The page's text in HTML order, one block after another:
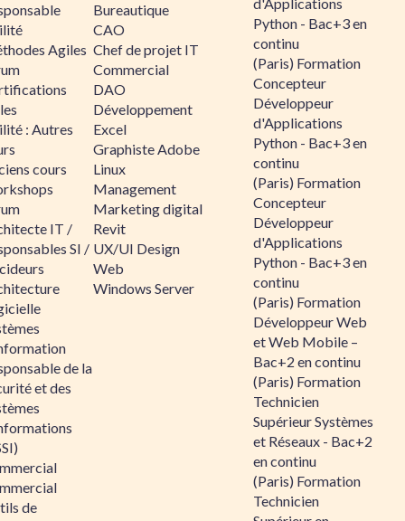
Agiles
: Autres
cours
IT /
SI /
de la
et des
de
Bureautique
CAO
Chef de projet IT
Commercial
DAO
Développement
Excel
Graphiste Adobe
Linux
Management
Marketing digital
Revit
UX/UI Design
Web
Windows Server
Python - Bac+3 en
continu
(Paris) Formation
Concepteur
Développeur
d'Applications
Python - Bac+3 en
continu
(Paris) Formation
Concepteur
Développeur
d'Applications
Python - Bac+3 en
continu
(Paris) Formation
Développeur Web
et Web Mobile –
Bac+2 en continu
(Paris) Formation
Technicien
Supérieur Systèmes
et Réseaux - Bac+2
en continu
(Paris) Formation
Technicien